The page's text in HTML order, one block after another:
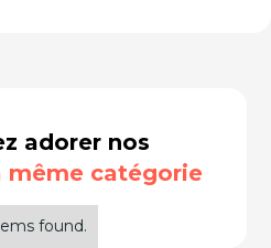
adorer nos
même catégorie
found.